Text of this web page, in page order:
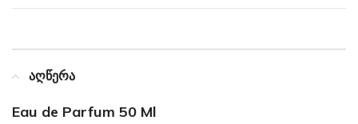
აღწერა
Eau de Parfum 50 Ml